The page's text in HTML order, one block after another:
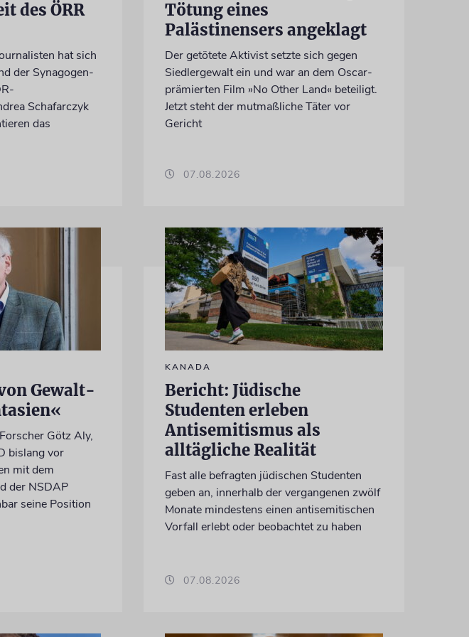
des ÖRR
hat sich
der Synagogen-
Schafarczyk
das
Tötung eines
Palästinensers angeklagt
Der getötete Aktivist setzte sich gegen
Siedlergewalt ein und war an dem Oscar-
prämierten Film »No Other Land« beteiligt.
Jetzt steht der mutmaßliche Täter vor
Gericht
07.08.2026
Gewalt-
Götz Aly,
bislang vor
mit dem
der NSDAP
seine Position
KANADA
Bericht: Jüdische
Studenten erleben
Antisemitismus als
alltägliche Realität
Fast alle befragten jüdischen Studenten
geben an, innerhalb der vergangenen zwölf
Monate mindestens einen antisemitischen
Vorfall erlebt oder beobachtet zu haben
07.08.2026